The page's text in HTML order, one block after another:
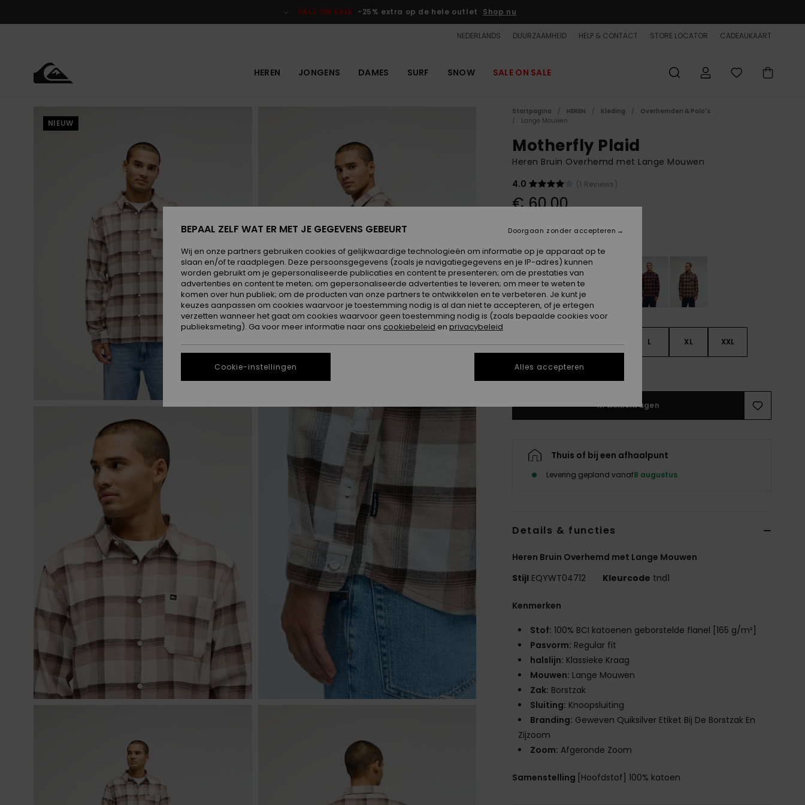
SALE ON SALE -25% extra op de hele outlet Shop nu
NEDERLANDS DUURZAAMHEID HELP & CONTACT STORE LOCATOR CADEAUKAART
HEREN JONGENS DAMES SURF SNOW SALE ON SALE
NIEUW
Startpagina HEREN Kleding
Overhemden & Polo's
Lange Mouwen
Motherfly Plaid
Heren Bruin Overhemd met Lange Mouwen
4.0
(1 Reviews)
€ 60,00
L XL XXL
Zie maattabel
In winkelwagen
Thuis of bij een afhaalpunt
Levering gepland vanaf8 augustus
Details & functies
Heren Bruin Overhemd met Lange Mouwen
Stijl EQYWT04712 Kleurcode tnd1
Kenmerken
Stof: 100% BCI katoenen geborstelde flanel [165 g/m²]
Pasvorm: Regular fit
halslijn: Klassieke Kraag
Mouwen: Lange Mouwen
Zak: Borstzak
Sluiting: Knoopsluiting
Branding: Geweven Quiksilver Etiket Bij De Borstzak En
Zijzoom
Zoom: Afgeronde Zoom
Samenstelling [Hoofdstof] 100% katoen
BEPAAL ZELF WAT ER MET JE GEGEVENS GEBEURT
Wij en onze partners gebruiken cookies of gelijkwaardige technologieën om informatie op je apparaat op te
slaan en/of te raadplegen. Deze persoonsgegevens (zoals je navigatiegegevens en je IP-adres) kunnen
worden gebruikt om je gepersonaliseerde publicaties en content te presenteren; om de prestaties van
advertenties en content te meten; om gepersonaliseerde advertenties te leveren; om meer te weten te
komen over hun publiek; om de producten van onze partners te ontwikkelen en te verbeteren. Je kunt je
keuzes aanpassen om cookies waarvoor je toestemming nodig is al dan niet te accepteren, of je ertegen
verzetten wanneer het gaat om cookies waarvoor geen toestemming nodig is (zoals bepaalde cookies voor
publieksmeting). Ga voor meer informatie naar ons cookiebeleid en privacybeleid
Cookie-instellingen
Doorgaan zonder accepteren
Alles accepteren